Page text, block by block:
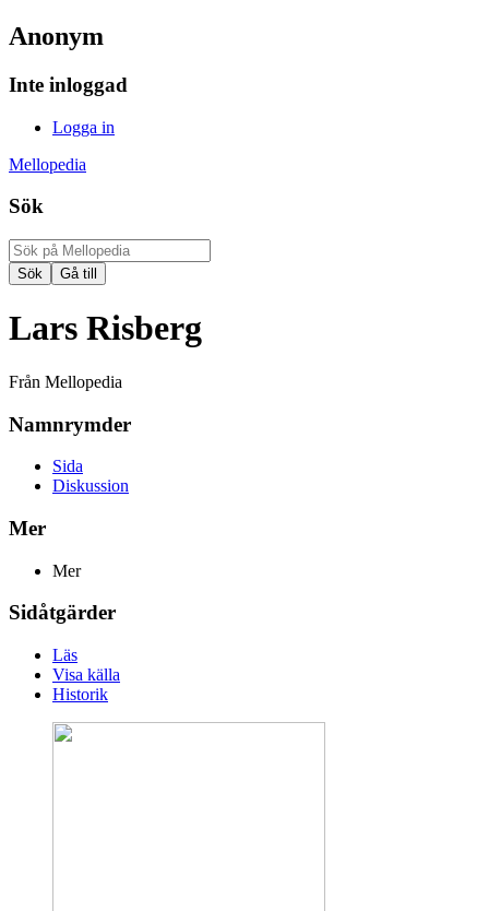
Anonym
Inte inloggad
Logga in
Mellopedia
Sök
Lars Risberg
Från Mellopedia
Namnrymder
Sida
Diskussion
Mer
Mer
Sidåtgärder
Läs
Visa källa
Historik